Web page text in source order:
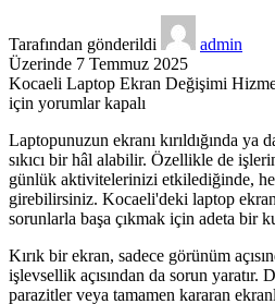
Tarafından gönderildi
admin
Üzerinde 7 Temmuz 2025
Kocaeli Laptop Ekran Değişimi
için yorumlar kapalı
Laptopunuzun ekranı kırıldığında ya
sıkıcı bir hâl alabilir. Özellikle de
günlük aktivitelerinizi etkilediğinde,
girebilirsiniz. Kocaeli'deki laptop
sorunlarla başa çıkmak için adeta bir
Kırık bir ekran, sadece görünüm
işlevsellik açısından da sorun yaratır.
parazitler veya tamamen kararan